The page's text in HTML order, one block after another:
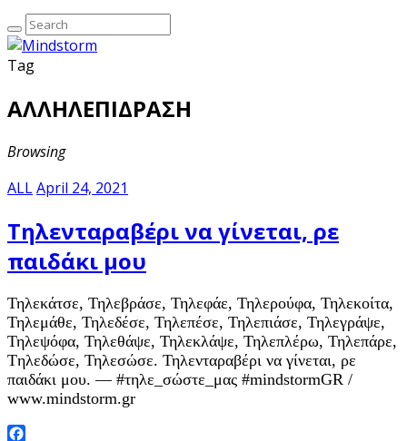
Tag
ΑΛΛΗΛΕΠΙΔΡΑΣΗ
Browsing
ALLApril 24, 2021
Τηλενταραβέρι να γίνεται, ρε
παιδάκι μου
Τηλεκάτσε, Τηλεβράσε, Τηλεφάε, Τηλερούφα, Τηλεκοίτα,
Τηλεμάθε, Τηλεδέσε, Τηλεπέσε, Τηλεπιάσε, Τηλεγράψε,
Τηλεψόφα, Τηλεθάψε, Τηλεκλάψε, Τηλεπλέρω, Τηλεπάρε,
Tηλεδώσε, Τηλεσώσε. Τηλενταραβέρι να γίνεται, ρε
παιδάκι μου. — #τηλε_σώστε_μας #mindstormGR /
www.mindstorm.gr